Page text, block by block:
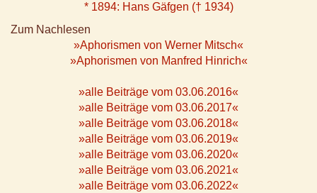
* 1894: Hans Gäfgen († 1934)
Zum Nachlesen
»Aphorismen von Werner Mitsch«
»Aphorismen von Manfred Hinrich«
»alle Beiträge vom 03.06.2016«
»alle Beiträge vom 03.06.2017«
»alle Beiträge vom 03.06.2018«
»alle Beiträge vom 03.06.2019«
»alle Beiträge vom 03.06.2020«
»alle Beiträge vom 03.06.2021«
»alle Beiträge vom 03.06.2022«